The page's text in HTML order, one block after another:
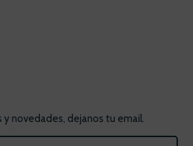
y novedades, dejanos tu email.